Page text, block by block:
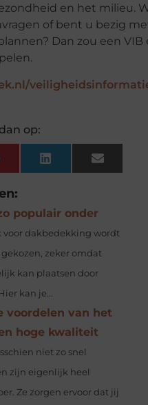
en het milieu.
of bent u bezig
Dan zou een VIB
op:
LinkedIn Email
populair onder
voor dakbedekking wordt
gekozen, zeker omdat
kan plaatsen door
kan je...
voordelen van het
hoge kwaliteit
niet zo snel
zijn eigenlijk heel
Ze zorgen ervoor dat jij